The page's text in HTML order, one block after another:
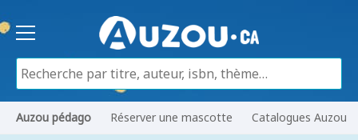
Auzou pédago Réserver une mascotte Catalogues Auzou